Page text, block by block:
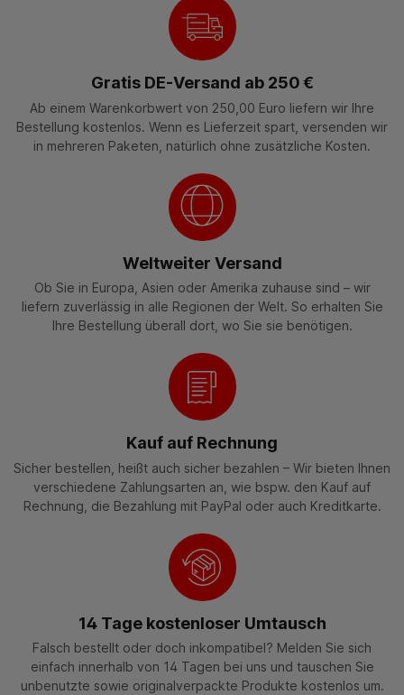
Gratis DE-Versand ab 250 €
Ab einem Warenkorbwert von 250,00 Euro liefern wir Ihre
Bestellung kostenlos. Wenn es Lieferzeit spart, versenden wir
in mehreren Paketen, natürlich ohne zusätzliche Kosten.
Weltweiter Versand
Ob Sie in Europa, Asien oder Amerika zuhause sind – wir
liefern zuverlässig in alle Regionen der Welt. So erhalten Sie
Ihre Bestellung überall dort, wo Sie sie benötigen.
Kauf auf Rechnung
Sicher bestellen, heißt auch sicher bezahlen – Wir bieten Ihnen
verschiedene Zahlungsarten an, wie bspw. den Kauf auf
Rechnung, die Bezahlung mit PayPal oder auch Kreditkarte.
14 Tage kostenloser Umtausch
Falsch bestellt oder doch inkompatibel? Melden Sie sich
einfach innerhalb von 14 Tagen bei uns und tauschen Sie
unbenutzte sowie originalverpackte Produkte kostenlos um.